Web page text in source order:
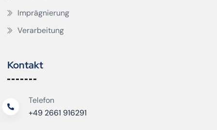
Imprägnierung
Verarbeitung
Kontakt
Telefon
+49 2661 916291